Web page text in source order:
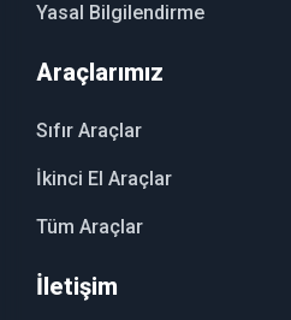
Yasal Bilgilendirme
Araçlarımız
Sıfır Araçlar
İkinci El Araçlar
Tüm Araçlar
İletişim